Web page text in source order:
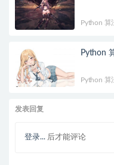
Python 算
Python
Python 算
发表回复
登录... 后才能评论